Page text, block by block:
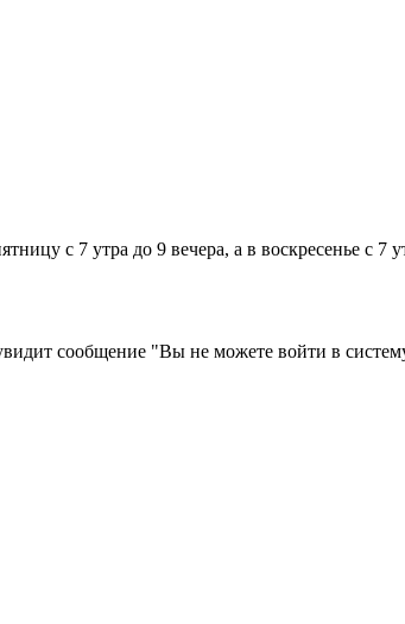
с 7 утра до 9 вечера, а в воскресенье с 7
сообщение "Вы не можете войти в